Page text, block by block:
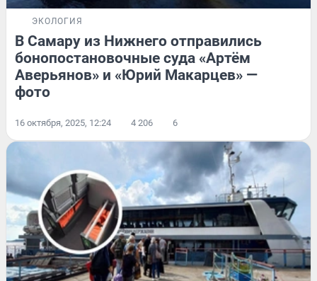
ЭКОЛОГИЯ
В Самару из Нижнего отправились
бонопостановочные суда «Артём
Аверьянов» и «Юрий Макарцев» —
фото
16 октября, 2025, 12:24 4 206 6